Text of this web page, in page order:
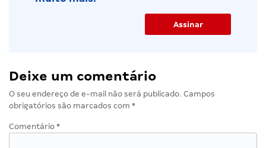
Deixe um comentário
O seu endereço de e-mail não será publicado. Campos
obrigatórios são marcados com *
Comentário *